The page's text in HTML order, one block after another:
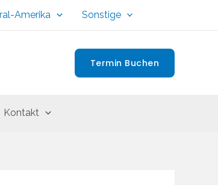
Amerika Sonstige
Termin Buchen
Kontakt